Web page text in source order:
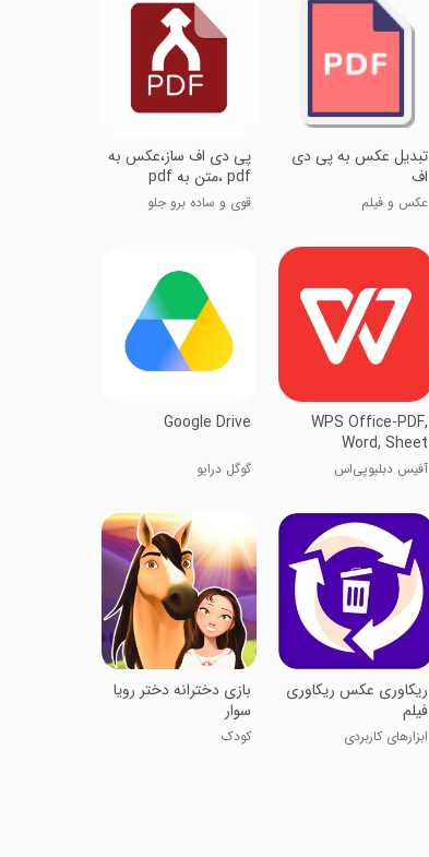
تبدیل عکس به پی دی
اف
عکس و فیلم
‏‏پی دی اف ساز،عکس به
pdf ،متن به pdf
قوی و ساده برو جلو
WPS Office-PDF,
Word, Sheet
آفیس دبلیو‌پی‌اس
Google Drive
گوگل درایو
ریکاوری عکس ریکاوری
فیلم
ابزارهای کاربردی
‏‏بازی دخترانه دختر رویا
سوار
کودک